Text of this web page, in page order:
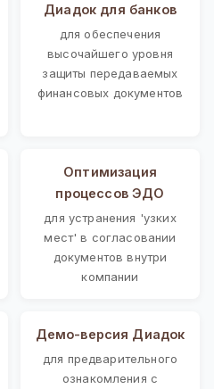
Диадок для банков
для обеспечения
высочайшего уровня
защиты передаваемых
финансовых документов
Оптимизация
процессов ЭДО
для устранения 'узких
мест' в согласовании
документов внутри
компании
Демо-версия Диадок
для предварительного
ознакомления с